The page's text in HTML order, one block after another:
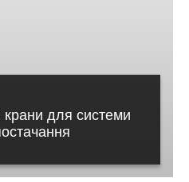
крани для системи